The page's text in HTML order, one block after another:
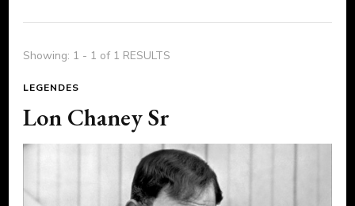
Showing: 1 - 1 of 1 RESULTS
LEGENDES
Lon Chaney Sr